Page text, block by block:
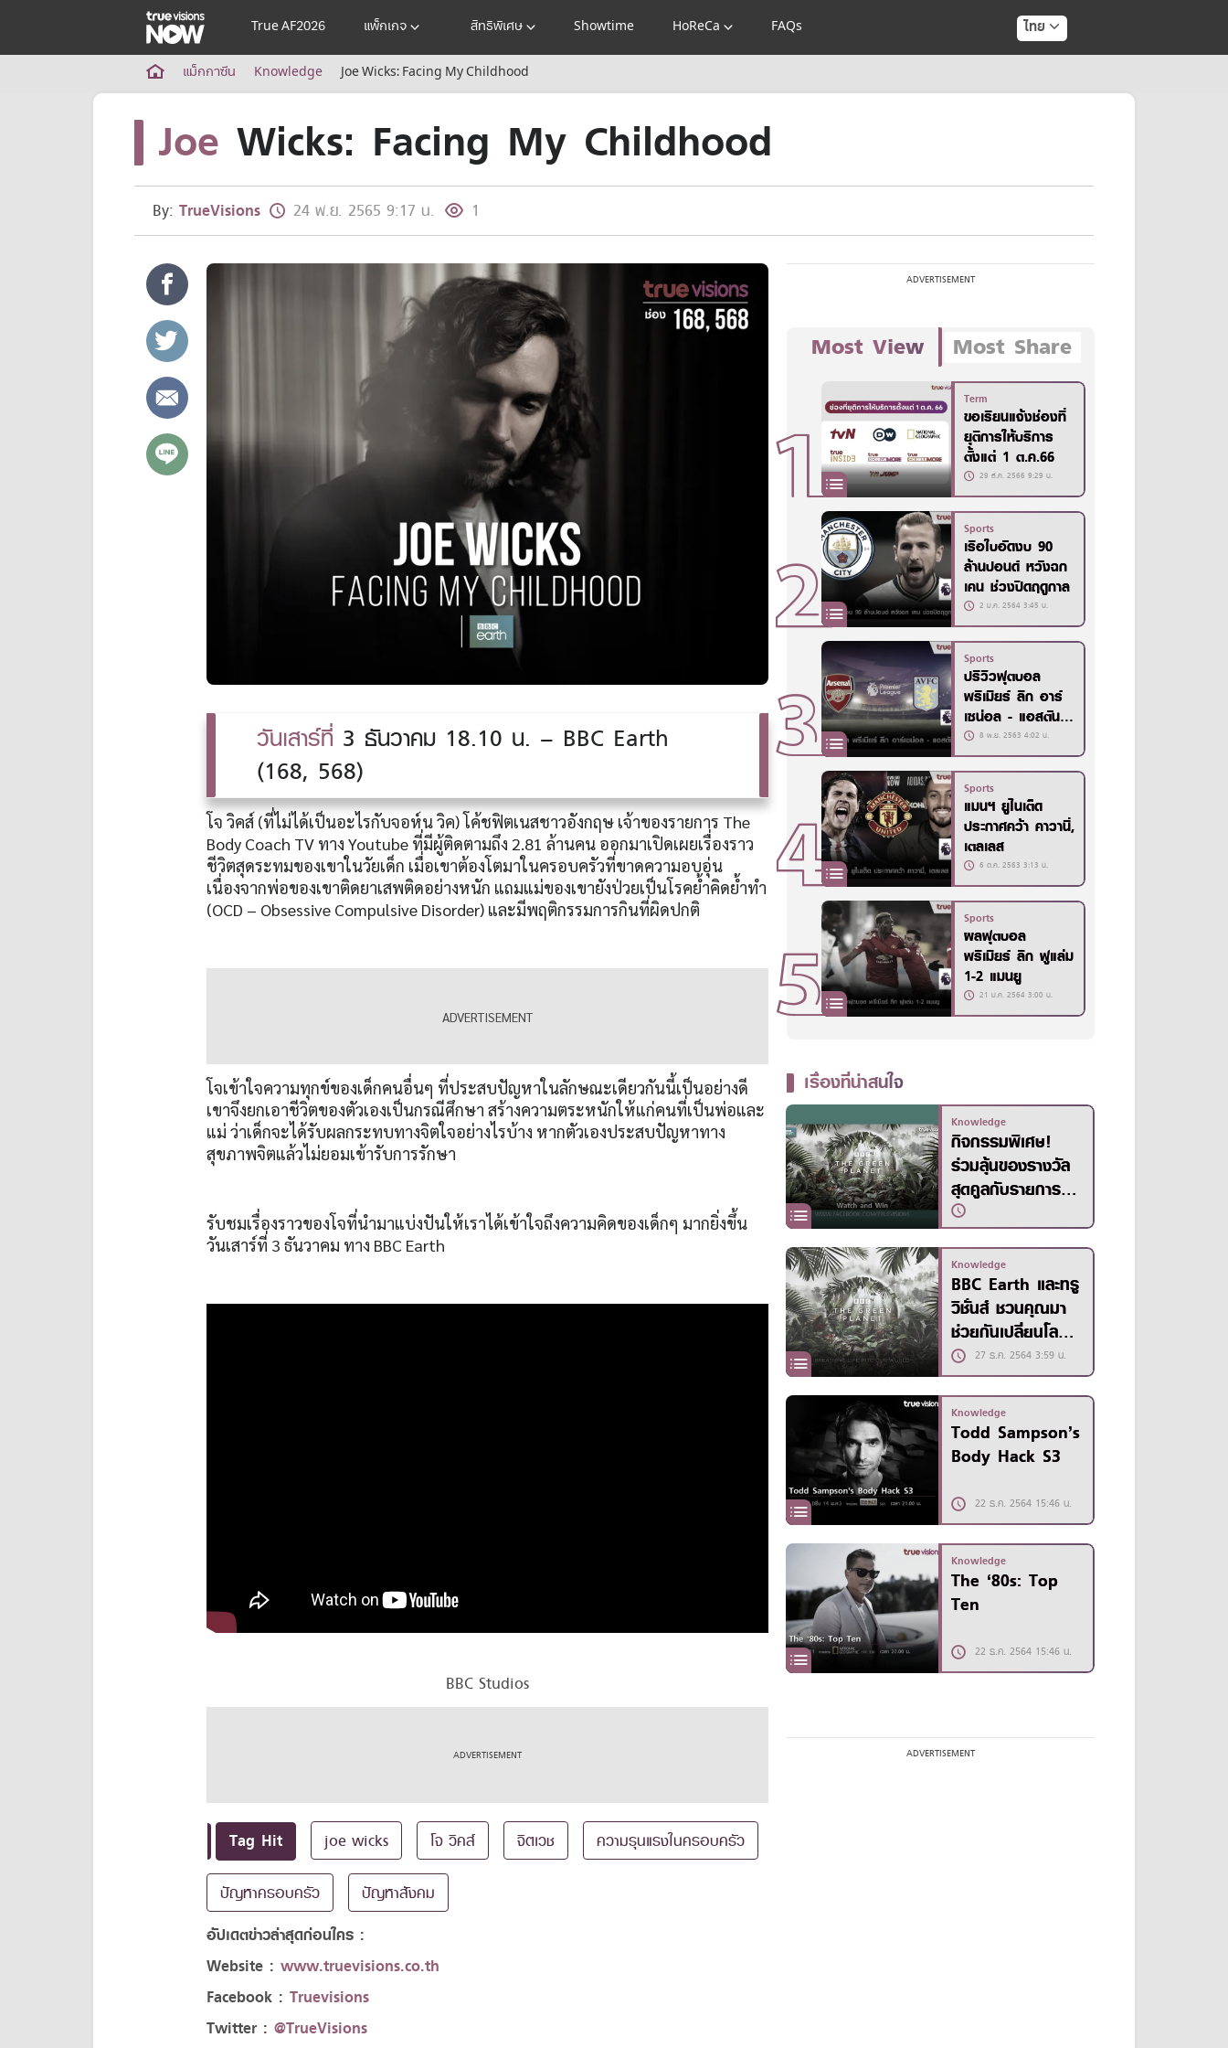
True AF2026 แพ็กเกจ สิทธิพิเศษ Showtime HoReCa FAQs ไทย
True AF2026
แพ็กเกจ
NOW BUNDLES
NOW Muay Thai
แพ็กเกจทรูวิชันส์นาวทั้งหมด
สิทธิพิเศษลูกค้าทรูวิชั่นส์
แพ็กเกจสำหรับผู้ประกอบการ
หาร้านร่วมรายการ
แม็กกาซีน Knowledge Joe Wicks: Facing My Childhood
Joe Wicks: Facing My Childhood
By: TrueVisions 24 พ.ย. 2565 9:17 น. 1
วันเสาร์ที่ 3 ธันวาคม 18.10 น.​ – BBC Earth
(168, 568)
โจ วิคส์ (ที่ไม่ได้เป็นอะไรกับจอห์น วิค) โค้ชฟิตเนสชาวอังกฤษ เจ้าของรายการ The
Body Coach TV ทาง Youtube ที่มีผู้ติดตามถึง 2.81 ล้านคน ออกมาเปิดเผยเรื่องราว
ชีวิตสุดระทมของเขาในวัยเด็ก เมื่อเขาต้องโตมาในครอบครัวที่ขาดความอบอุ่น
เนื่องจากพ่อของเขาติดยาเสพติดอย่างหนัก แถมแม่ของเขายังป่วยเป็นโรคย้ำคิดย้ำทำ
(OCD – Obsessive Compulsive Disorder) และมีพฤติกรรมการกินที่ผิดปกติ
โจเข้าใจความทุกข์ของเด็กคนอื่นๆ ที่ประสบปัญหาในลักษณะเดียวกันนี้เป็นอย่างดี
เขาจึงยกเอาชีวิตของตัวเองเป็นกรณีศึกษา สร้างความตระหนักให้แก่คนที่เป็นพ่อและ
แม่ ว่าเด็กจะได้รับผลกระทบทางจิตใจอย่างไรบ้าง หากตัวเองประสบปัญหาทาง
สุขภาพจิตแล้วไม่ยอมเข้ารับการรักษา
รับชมเรื่องราวของโจที่นำมาแบ่งปันให้เราได้เข้าใจถึงความคิดของเด็กๆ มากยิ่งขึ้น
วันเสาร์ที่ 3 ธันวาคม ทาง BBC Earth
BBC Studios
Tag Hit joe wicks โจ วิคส์ จิตเวช ความรุนแรงในครอบครัว
ปัญหาครอบครัว ปัญหาสังคม
อัปเดตข่าวล่าสุดก่อนใคร :
Website : www.truevisions.co.th
Facebook : Truevisions
Twitter : @TrueVisions
Most View Most Share
Term
ขอเรียนแจ้งช่องที่
ยุติการให้บริการ
ตั้งแต่ 1 ต.ค.66
29 ส.ค. 2566 9:29 น.
Sports
เรือใบอัดงบ 90
ล้านปอนด์ หวังฉก
เคน ช่วงปิดฤดูกาล
2 ม.ค. 2564 3:45 น.
Sports
ปรีวิวฟุตบอล
พรีเมียร์ ลีก อาร์
เซน่อล - แอสตัน
วิลล่า8 พ.ย. 2563 4:02 น.
Sports
แมนฯ ยูไนเต็ด
ประกาศคว้า คาวานี่,
เตลเลส
6 ต.ค. 2563 3:13 น.
Sports
ผลฟุตบอล
พรีเมียร์ ลีก ฟูแล่ม
1-2 แมนยู
21 ม.ค. 2564 3:00 น.
เรื่องที่น่าสนใจ
Knowledge
กิจกรรมพิเศษ!
ร่วมลุ้นของรางวัล
สุดคูลกับรายการ
The Green
Planet
Knowledge
BBC Earth และทรู
วิชั่นส์ ชวนคุณมา
ช่วยกันเปลี่ยนโลกใบ
นี้ให้ดีขึ้น
27 ธ.ค. 2564 3:59 น.
Knowledge
Todd Sampson’s
Body Hack S3
22 ธ.ค. 2564 15:46 น.
Knowledge
The ‘80s: Top
Ten
22 ธ.ค. 2564 15:46 น.